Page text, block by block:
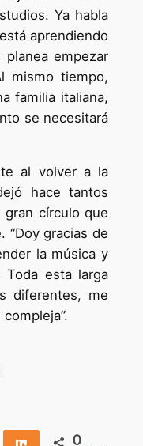
Ya habla
aprendiendo
empezar
mismo tiempo,
familia italiana,
se necesitará
al volver a la
hace tantos
gran círculo que
“Doy gracias de
la música y
Toda esta larga
diferentes, me
Compartir Compartir
0